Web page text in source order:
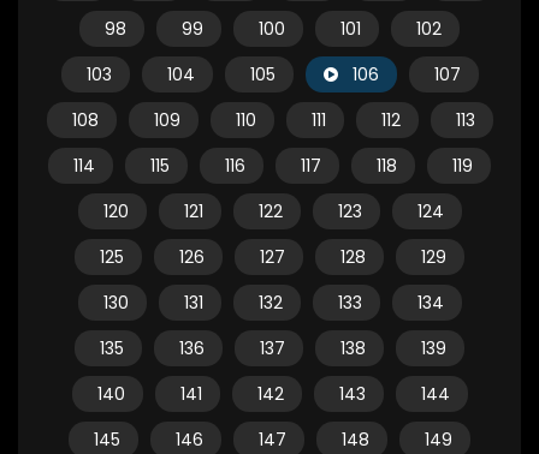
98
99 100 101
102
103
104 105 106
107
108
109 110 111 112
113
114
115 116 117 118
119
120
121 122 123
124
125
126 127 128
129
130
131 132 133
134
135
136 137 138
139
140
141 142 143
144
145
146 147 148
149